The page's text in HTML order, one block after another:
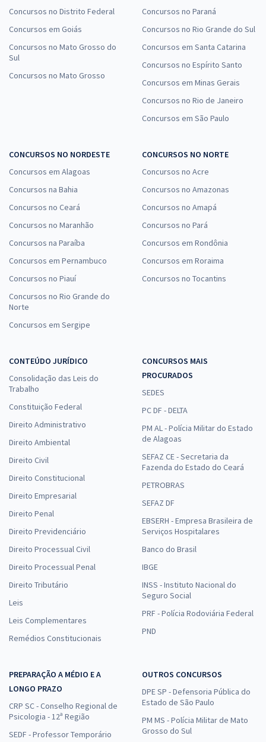
Concursos no Distrito Federal
Concursos em Goiás
Concursos no Mato Grosso do
Sul
Concursos no Mato Grosso
Concursos no Paraná
Concursos no Rio Grande do Sul
Concursos em Santa Catarina
Concursos no Espírito Santo
Concursos em Minas Gerais
Concursos no Rio de Janeiro
Concursos em São Paulo
CONCURSOS NO NORDESTE
Concursos em Alagoas
Concursos na Bahia
Concursos no Ceará
Concursos no Maranhão
Concursos na Paraíba
Concursos em Pernambuco
Concursos no Piauí
Concursos no Rio Grande do
Norte
Concursos em Sergipe
CONCURSOS NO NORTE
Concursos no Acre
Concursos no Amazonas
Concursos no Amapá
Concursos no Pará
Concursos em Rondônia
Concursos em Roraima
Concursos no Tocantins
CONTEÚDO JURÍDICO
Consolidação das Leis do
Trabalho
Constituição Federal
Direito Administrativo
Direito Ambiental
Direito Civil
Direito Constitucional
Direito Empresarial
Direito Penal
Direito Previdenciário
Direito Processual Civil
Direito Processual Penal
Direito Tributário
Leis
Leis Complementares
Remédios Constitucionais
CONCURSOS MAIS
PROCURADOS
SEDES
PC DF - DELTA
PM AL - Polícia Militar do Estado
de Alagoas
SEFAZ CE - Secretaria da
Fazenda do Estado do Ceará
PETROBRAS
SEFAZ DF
EBSERH - Empresa Brasileira de
Serviços Hospitalares
Banco do Brasil
IBGE
INSS - Instituto Nacional do
Seguro Social
PRF - Polícia Rodoviária Federal
PND
PREPARAÇÃO A MÉDIO E A
LONGO PRAZO
CRP SC - Conselho Regional de
Psicologia - 12ª Região
SEDF - Professor Temporário
OUTROS CONCURSOS
DPE SP - Defensoria Pública do
Estado de São Paulo
PM MS - Polícia Militar de Mato
Grosso do Sul